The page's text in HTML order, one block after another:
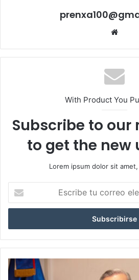
With Product You
Subscribe to
to get the new
Lorem ipsum dolor sit
correo
Abinader
afirma